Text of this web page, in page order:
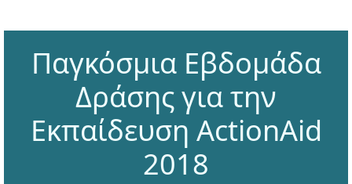
Παγκόσμια Εβδομάδα
Δράσης για την
Εκπαίδευση ActionAid
2018